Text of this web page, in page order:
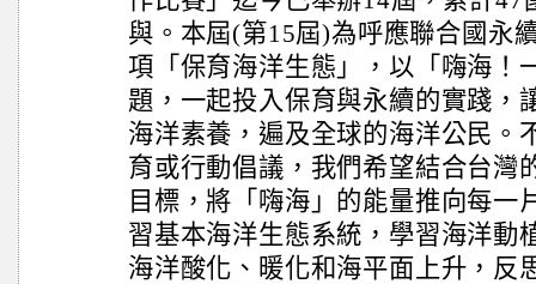
與。本屆(第15屆)為呼應聯合國永
項「保育海洋生態」，以「嗨海！
題，一起投入保育與永續的實踐，
海洋素養，遍及全球的海洋公民。
育或行動倡議，我們希望結合台灣
目標，將「嗨海」的能量推向每一
習基本海洋生態系統，學習海洋動
海洋酸化、暖化和海平面上升，反